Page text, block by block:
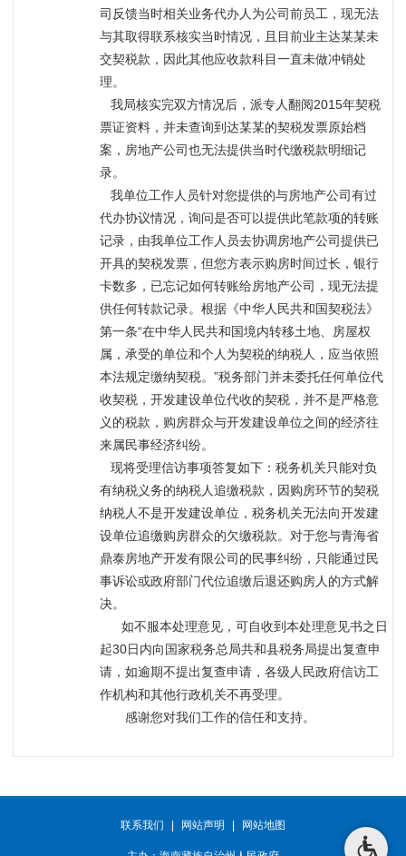
司反馈当时相关业务代办人为公司前员工，现无法
与其取得联系核实当时情况，且目前业主达某某未
交契税款，因此其他应收款科目一直未做冲销处
理。
我局核实完双方情况后，派专人翻阅2015年契税
票证资料，并未查询到达某某的契税发票原始档
案，房地产公司也无法提供当时代缴税款明细记
录。
我单位工作人员针对您提供的与房地产公司有过
代办协议情况，询问是否可以提供此笔款项的转账
记录，由我单位工作人员去协调房地产公司提供已
开具的契税发票，但您方表示购房时间过长，银行
卡数多，已忘记如何转账给房地产公司，现无法提
供任何转款记录。根据《中华人民共和国契税法》
第一条“在中华人民共和国境内转移土地、房屋权
属，承受的单位和个人为契税的纳税人，应当依照
本法规定缴纳契税。”税务部门并未委托任何单位代
收契税，开发建设单位代收的契税，并不是严格意
义的税款，购房群众与开发建设单位之间的经济往
来属民事经济纠纷。
现将受理信访事项答复如下：税务机关只能对负
有纳税义务的纳税人追缴税款，因购房环节的契税
纳税人不是开发建设单位，税务机关无法向开发建
设单位追缴购房群众的欠缴税款。对于您与青海省
鼎泰房地产开发有限公司的民事纠纷，只能通过民
事诉讼或政府部门代位追缴后退还购房人的方式解
决。
如不服本处理意见，可自收到本处理意见书之日
起30日内向国家税务总局共和县税务局提出复查申
请，如逾期不提出复查申请，各级人民政府信访工
作机构和其他行政机关不再受理。
感谢您对我们工作的信任和支持。
联系我们 网站声明 网站地图